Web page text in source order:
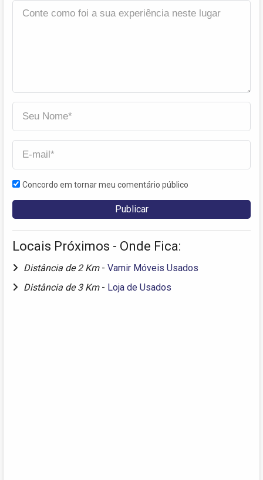
Concordo em tornar meu comentário público
Locais Próximos - Onde Fica:
Distância de 2 Km - Vamir Móveis Usados
Distância de 3 Km - Loja de Usados